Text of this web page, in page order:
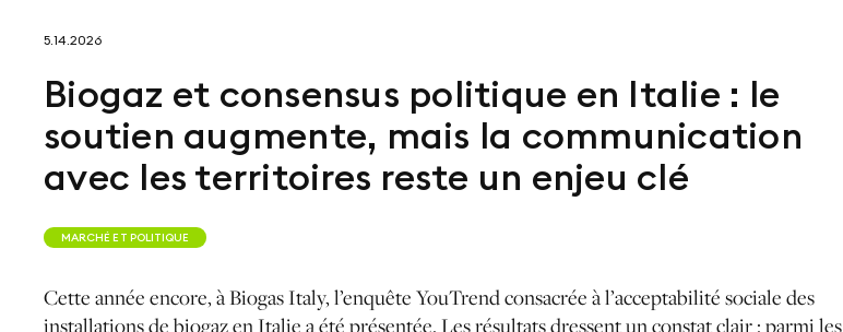
5.14.2026
Biogaz et consensus politique en Italie : le
soutien augmente, mais la communication
avec les territoires reste un enjeu clé
MARCHÉ ET POLITIQUE
Cette année encore, à Biogas Italy, l’enquête YouTrend consacrée à l’acceptabilité sociale des
installations de biogaz en Italie a été présentée. Les résultats dressent un constat clair : parmi les